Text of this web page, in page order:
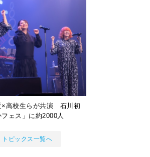
×高校生らが共演 石川初
ェス」に約2000人
トピックス一覧へ